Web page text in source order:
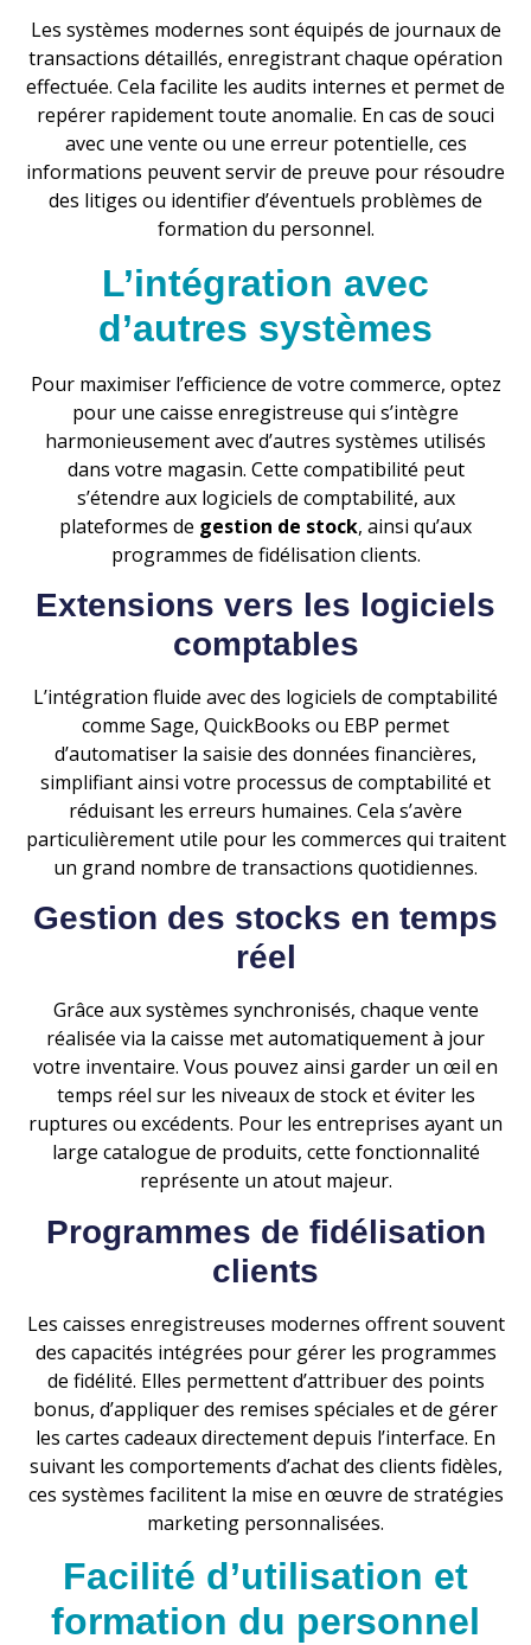
Les systèmes modernes sont équipés de journaux de
transactions détaillés, enregistrant chaque opération
effectuée. Cela facilite les audits internes et permet de
repérer rapidement toute anomalie. En cas de souci
avec une vente ou une erreur potentielle, ces
informations peuvent servir de preuve pour résoudre
des litiges ou identifier d’éventuels problèmes de
formation du personnel.
L’intégration avec
d’autres systèmes
Pour maximiser l’efficience de votre commerce, optez
pour une caisse enregistreuse qui s’intègre
harmonieusement avec d’autres systèmes utilisés
dans votre magasin. Cette compatibilité peut
s’étendre aux logiciels de comptabilité, aux
plateformes de gestion de stock, ainsi qu’aux
programmes de fidélisation clients.
Extensions vers les logiciels
comptables
L’intégration fluide avec des logiciels de comptabilité
comme Sage, QuickBooks ou EBP permet
d’automatiser la saisie des données financières,
simplifiant ainsi votre processus de comptabilité et
réduisant les erreurs humaines. Cela s’avère
particulièrement utile pour les commerces qui traitent
un grand nombre de transactions quotidiennes.
Gestion des stocks en temps
réel
Grâce aux systèmes synchronisés, chaque vente
réalisée via la caisse met automatiquement à jour
votre inventaire. Vous pouvez ainsi garder un œil en
temps réel sur les niveaux de stock et éviter les
ruptures ou excédents. Pour les entreprises ayant un
large catalogue de produits, cette fonctionnalité
représente un atout majeur.
Programmes de fidélisation
clients
Les caisses enregistreuses modernes offrent souvent
des capacités intégrées pour gérer les programmes
de fidélité. Elles permettent d’attribuer des points
bonus, d’appliquer des remises spéciales et de gérer
les cartes cadeaux directement depuis l’interface. En
suivant les comportements d’achat des clients fidèles,
ces systèmes facilitent la mise en œuvre de stratégies
marketing personnalisées.
Facilité d’utilisation et
formation du personnel